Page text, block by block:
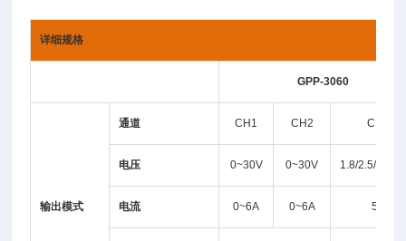
详细规格
GPP-3060
输出模式
通道 CH1 CH2 CH3
电压 0~30V 0~30V 1.8/2.5/3.3/
电流 0~6A 0~6A 5A